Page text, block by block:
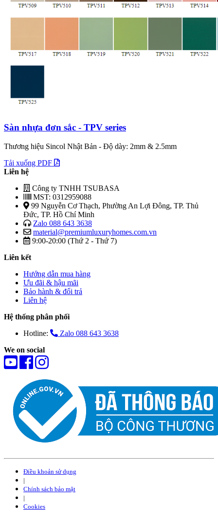
Sàn nhựa đơn sắc - TPV series
Thương hiệu Sincol Nhật Bản - Độ dày: 2mm & 2.5mm
Tải xuống PDF
Liên hệ
Công ty TNHH TSUBASA
MST: 0312959088
99 Nguyễn Cơ Thạch, Phường An Lợi Đông, TP. Thủ
Đức, TP. Hồ Chí Minh
Zalo 088 643 3638
material@premiumluxuryhomes.com.vn
9:00-20:00 (Thứ 2 - Thứ 7)
Liên kết
Hướng dẫn mua hàng
Ưu đãi & hậu mãi
Bảo hành & đổi trả
Liên hệ
Hệ thống phân phối
Hotline:
Zalo 088 643 3638
We on social
Điều khoản sử dụng
|
Chính sách bảo mật
|
Cookies